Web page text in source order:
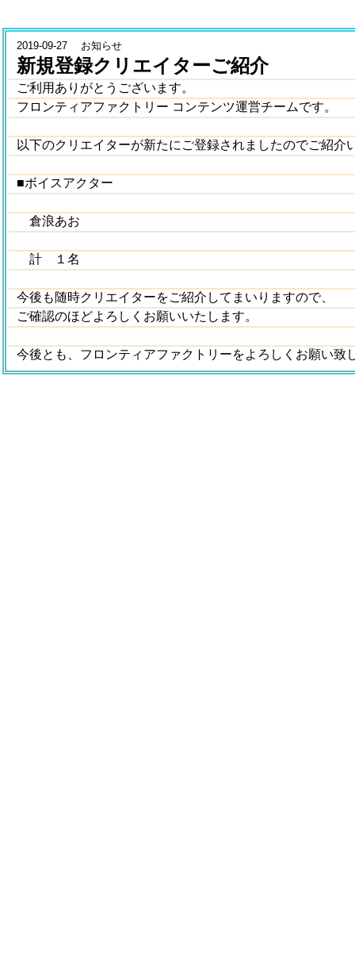
2019-09-27 お知らせ
新規登録クリエイターご紹介
ご利用ありがとうございます。
フロンティアファクトリー コンテンツ運営チームです。
以下のクリエイターが新たにご登録されましたのでご紹介
■ボイスアクター
倉浪あお
計 １名
今後も随時クリエイターをご紹介してまいりますので、
ご確認のほどよろしくお願いいたします。
今後とも、フロンティアファクトリーをよろしくお願い致